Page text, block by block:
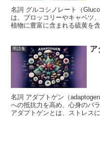
名詞 グルコシノレート（
は、ブロッコリーやキャベツ
植物に豊富に含まれる硫黄を
用語集 ア
名詞 アダプトゲン（
への抵抗力を高め、心身のバ
アダプトゲンとは、ストレス